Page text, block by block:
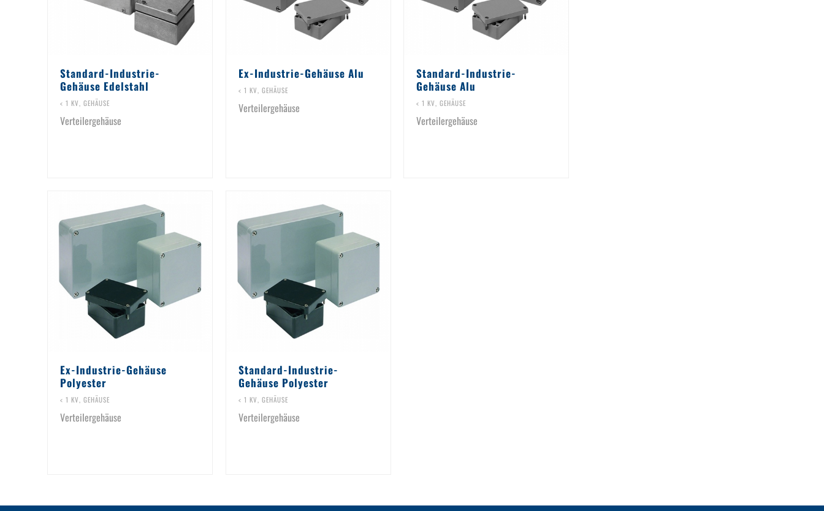
Standard-Industrie-
Gehäuse Edelstahl
< 1 KV GEHÄUSE
Verteilergehäuse
Ex-Industrie-Gehäuse Alu
< 1 KV GEHÄUSE
Verteilergehäuse
Standard-Industrie-
Gehäuse Alu
< 1 KV ,GEHÄUSE
Verteilergehäuse
Ex-Industrie-Gehäuse
Polyester
< 1 KV GEHÄUSE
Verteilergehäuse
Standard-Industrie-
Gehäuse Polyester
< 1 KV GEHÄUSE
Verteilergehäuse